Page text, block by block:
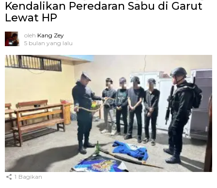
Kendalikan Peredaran Sabu di Garut
Lewat HP
oleh Kang Zey
5 bulan yang lalu
1 Bagikan